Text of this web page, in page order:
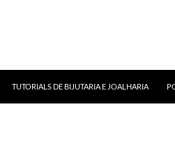
TUTORIALS DE BIJUTARIA E JOALHARIA